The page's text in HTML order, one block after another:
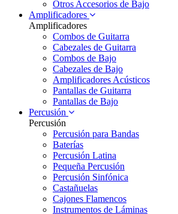
Otros Accesorios de Bajo
Amplificadores
Amplificadores
Combos de Guitarra
Cabezales de Guitarra
Combos de Bajo
Cabezales de Bajo
Amplificadores Acústicos
Pantallas de Guitarra
Pantallas de Bajo
Percusión
Percusión
Percusión para Bandas
Baterías
Percusión Latina
Pequeña Percusión
Percusión Sinfónica
Castañuelas
Cajones Flamencos
Instrumentos de Láminas